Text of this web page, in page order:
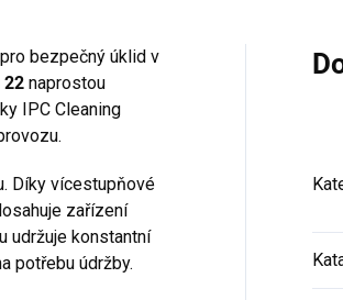
bezpečný úklid v
22 naprostou
IPC Cleaning
Díky vícestupňové
zařízení
udržuje konstantní
potřebu údržby.